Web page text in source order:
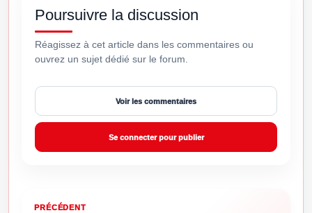
Poursuivre la discussion
Réagissez à cet article dans les commentaires ou
ouvrez un sujet dédié sur le forum.
Voir les commentaires
Se connecter pour publier
PRÉCÉDENT